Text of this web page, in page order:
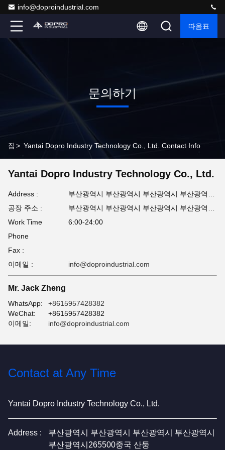
info@doproindustrial.com
따옴표
문의하기
집 > Yantai Dopro Industry Technology Co., Ltd. Contact Info
Yantai Dopro Industry Technology Co., Ltd.
Address :
공장 주소 :
Work Time
6:00-24:00
Phone
Fax :
이메일 :
info@doproindustrial.com
Mr. Jack Zheng
WhatsApp:
+8615957428382
WeChat:
+8615957428382
이메일:
info@doproindustrial.com
Contact at Any Time
Yantai Dopro Industry Technology Co., Ltd.
Address :
부산광역시 부산광역시 부산광역시 부산광역시
부산광역시265500중국 산둥